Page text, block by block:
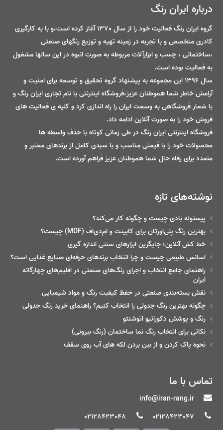
درباره ایران رنگ
گروه ایران رنگ فعالیت خود را از سال 1370 آغاز کرده است،و با به کارگیری
کادری متخصص و با تجربه در زمینه تهیه و توزیع رنگهای صنعتی
،ساختمانی ، چسب و ابزارآلات مربوطه به صورت انبوه در این سالها مشغول
به فعالیت بوده است.
سال 1396 این مجموعه به پیشنهاد گروه تحقیق و توسعه برای امنیت و
آرامش خاطر شما هموطنان عزیز،فروشگاه اینترنتی با نام تجاری ایران رنگ و
با شعار فروشگاهی به وسعت ایران را راه اندازی کرد و کلیه ی فعالیت های
فروش خود را به صورت آنلاین ادامه داد.
فروشگاه اینترنتی ایران رنگ در طی زمانی کوتاه با حذف واسطه ها
محصولات خود را با قیمتی مناسب و با سبدی کامل از برندهای معتبر و
متعدد برای رفاه حال شما هموطنان عزیز فراهم آورده است.
نوشته‌های تازه
پیستوله بادی چیست و چگونه کار می‌کند؟
بهترین رنگ پلی‌اورتان برای کابینت و ام‌دی‌اف (MDF) چیست؟
خط‌ کش آنلاین؛ جایگزین ابزارهای سنتی اندازه گیری
اسانس طبیعی چیست و چرا انتخاب برندهای حرفه‌ای صنایع غذایی است؟
راهنمای جامع انتخاب و اجرای رنگ‌های صنعتی در اقلیم‌های چهارگانه
ایران
نقش بسته‌بندی صنعتی در حفظ کیفیت رنگ و مواد شیمیایی
چگونه بهترین رنگ جدولی را انتخاب کنیم؟ راهنمای خرید رنگ جدولی
رنگ و پوشش دکوراتیو اتوشنتو
نکاتی برای انتخاب رنگ نما ساختمان (رنگ بیرونی)
نحوه پاک کردن و از بین بردن لکه های آب روی سقف
تماس با ما
info@iran-rang.ir
02128423047
02128423048